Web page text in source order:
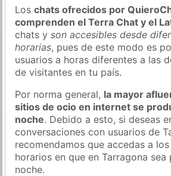
Loschats ofrecidos por
comprenden el Terra Chat y el
chats yson accesibles desde
horarias, pues de este modo es
usuarios a horas diferentes a las
de visitantes en tu país.
Por norma general, la mayor
sitios de ocio en internet se
noche. Debido a esto, si deseas
conversaciones con usuarios de
recomendamos que accedas a
horarios en que en Tarragona
noche.